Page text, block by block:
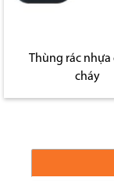
Thùng rác nhựa
cháy